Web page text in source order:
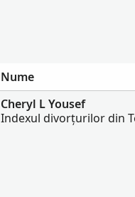
Nume
Cheryl L Yousef
Indexul divorțurilor din